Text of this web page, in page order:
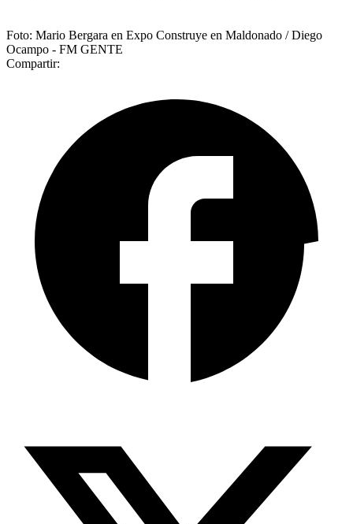
Foto: Mario Bergara en Expo Construye en Maldonado / Diego
Ocampo - FM GENTE
Compartir: